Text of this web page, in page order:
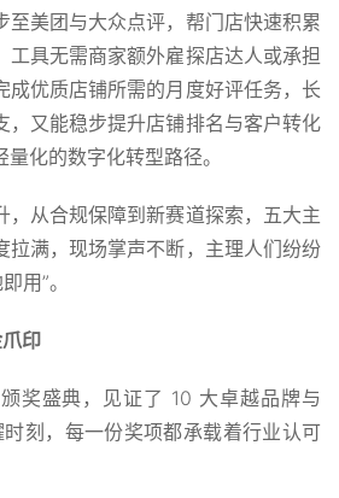
至美团与大众点评，帮门店快速积累
工具无需商家额外雇探店达人或承担
成优质店铺所需的月度好评任务，长
，又能稳步提升店铺排名与客户转化
化的数字化转型路径。
，从合规保障到新赛道探索，五大主
拉满，现场掌声不断，主理人们纷纷
用”。
印
奖盛典，见证了 10 大卓越品牌与
刻，每一份奖项都承载着行业认可